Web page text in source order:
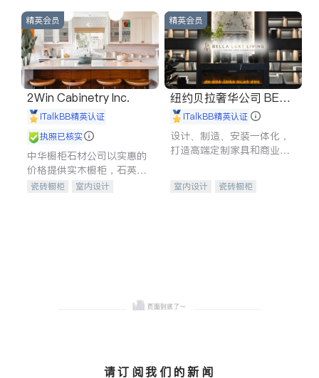
精英会员
2Win Cabinetry Inc.
iTalkBB精英认证
执照已核实
中华橱柜石材公司以实惠的
价格提供实木橱柜，石英石
台面，多种优质不锈钢水
瓷砖橱柜
室内设计
精英会员
纽约贝拉奢华公司 BELL
A LUXE
iTalkBB精英认证
设计、制造、安装一体化，
打造高端定制家具和商业空
室内设计
瓷砖橱柜
请订阅我们的新闻